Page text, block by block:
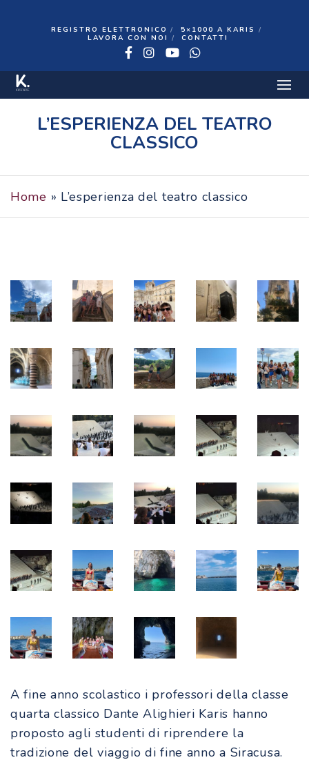
REGISTRO ELETTRONICO
5×1000 A KARIS
LAVORA CON NOI
CONTATTI
Facebook
Instagram
YouTube
WhatsApp
L’ESPERIENZA DEL TEATRO
CLASSICO
Home » L’esperienza del teatro classico
A fine anno scolastico i professori della classe
quarta classico Dante Alighieri Karis hanno
proposto agli studenti di riprendere la
tradizione del viaggio di fine anno a Siracusa.